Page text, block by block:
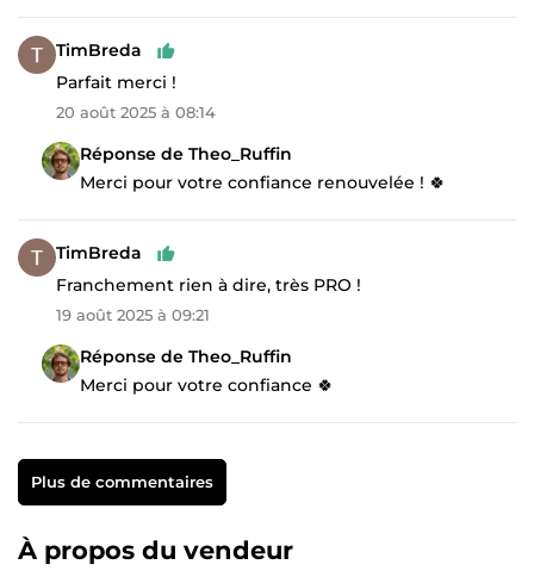
TimBreda
Parfait merci !
20 août 2025 à 08:14
Réponse de Theo_Ruffin
Merci pour votre confiance renouvelée ! 🍀
TimBreda
Franchement rien à dire, très PRO !
19 août 2025 à 09:21
Réponse de Theo_Ruffin
Merci pour votre confiance 🍀
Plus de commentaires
À propos du vendeur